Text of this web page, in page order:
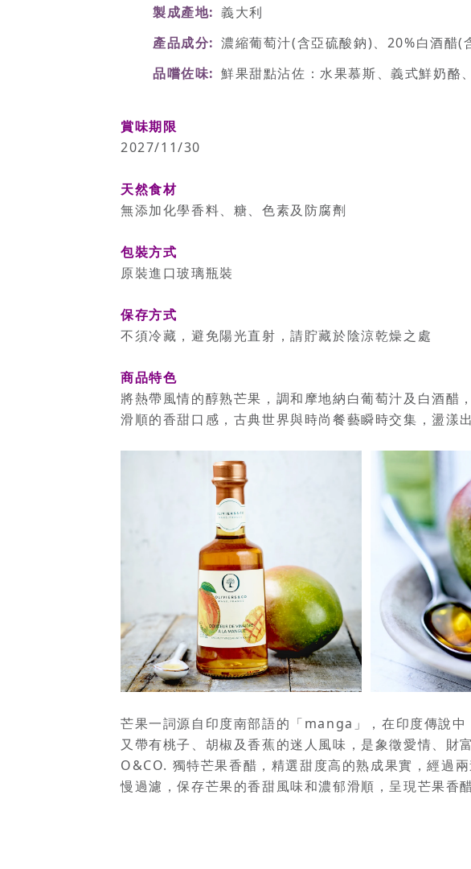
製成產地
義大利
產品成分
濃縮葡萄汁(含亞硫酸鈉)、20%白酒醋(
品嚐佐味
鮮果甜點沾佐：水果慕斯、義式鮮奶酪
賞味期限
2027/11/30
天然食材
無添加化學香料、糖、色素及防腐劑
包裝方式
原裝進口玻璃瓶裝
保存方式
不須冷藏，避免陽光直射，請貯藏於陰涼乾燥之處
商品特色
將熱帶風情的醇熟芒果，調和摩地納白葡萄汁及白酒醋
滑順的香甜口感，古典世界與時尚餐藝瞬時交集，盪漾
芒果一詞源自印度南部語的「manga」，在印度傳說
又帶有桃子、胡椒及香蕉的迷人風味，是象徵愛情、財
O&CO. 獨特芒果香醋，精選甜度高的熟成果實，經過
慢過濾，保存芒果的香甜風味和濃郁滑順，呈現芒果香